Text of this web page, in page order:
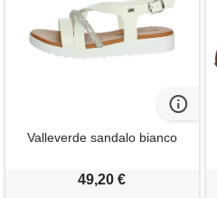
Valleverde sandalo bianco
49,20 €